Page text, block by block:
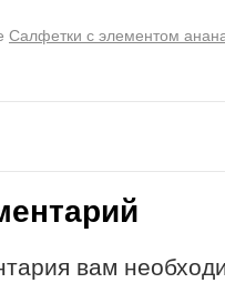
Салфетки с элементом
вам